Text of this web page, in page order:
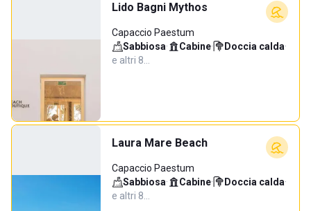
Lido Bagni Mythos
Capaccio Paestum
Sabbiosa· Cabine· Doccia calda·
e altri 8…
Laura Mare Beach
Capaccio Paestum
Sabbiosa· Cabine· Doccia calda·
e altri 8…